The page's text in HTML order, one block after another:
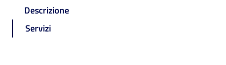
Descrizione
Servizi